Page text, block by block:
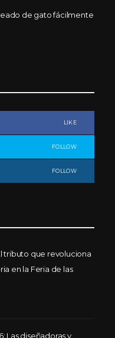
de gato fácilmente
LIKE
FOLLOW
FOLLOW
tributo que revoluciona
en la Feria de las
Las diseñadoras y